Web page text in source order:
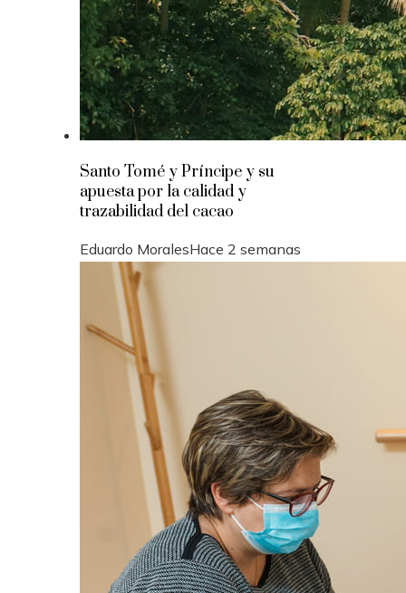
Santo Tomé y Príncipe y su
apuesta por la calidad y
trazabilidad del cacao
Eduardo MoralesHace 2 semanas